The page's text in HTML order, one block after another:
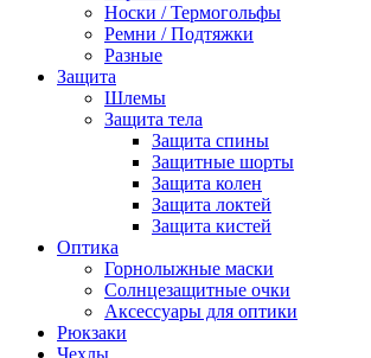
Носки / Термогольфы
Ремни / Подтяжки
Разные
Защита
Шлемы
Защита тела
Защита спины
Защитные шорты
Защита колен
Защита локтей
Защита кистей
Оптика
Горнолыжные маски
Солнцезащитные очки
Аксессуары для оптики
Рюкзаки
Чехлы